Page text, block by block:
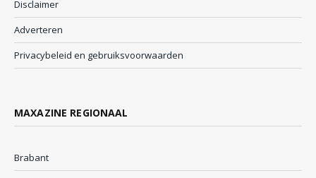
Disclaimer
Adverteren
Privacybeleid en gebruiksvoorwaarden
MAXAZINE REGIONAAL
Brabant